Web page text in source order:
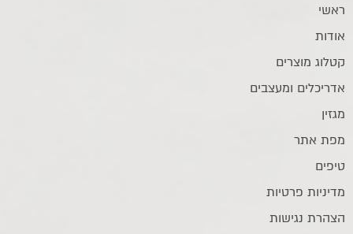
ראשי
אודות
קטלוג מוצרים
אדריכלים ומעצבים
מגזין
מפת אתר
טיפים
מדיניות פרטיות
הצהרת נגישות